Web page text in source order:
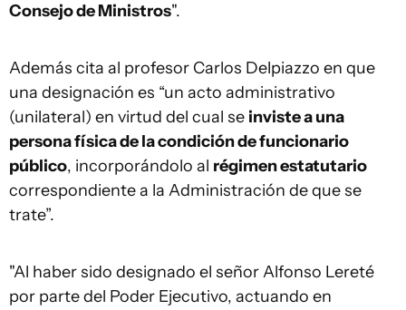
Consejo de Ministros".
Además cita al profesor Carlos Delpiazzo en que
una designación es “un acto administrativo
(unilateral) en virtud del cual se inviste a una
persona física de la condición de funcionario
público, incorporándolo al régimen estatutario
correspondiente a la Administración de que se
trate”.
"Al haber sido designado el señor Alfonso Lereté
por parte del Poder Ejecutivo, actuando en